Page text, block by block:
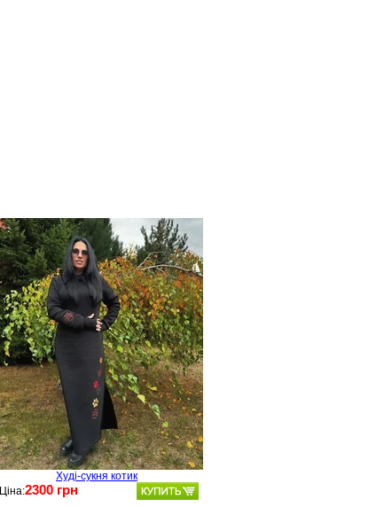
Худі-сукня котик
Ціна:2300 грн